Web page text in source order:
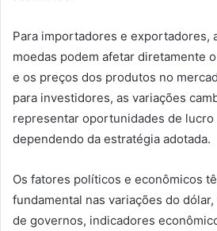
Para importadores e exportadores,
moedas podem afetar diretamente
e os preços dos produtos no
para investidores, as variações
representar oportunidades de
dependendo da estratégia adotada.
Os fatores políticos e econômicos
fundamental nas variações do
de governos, indicadores